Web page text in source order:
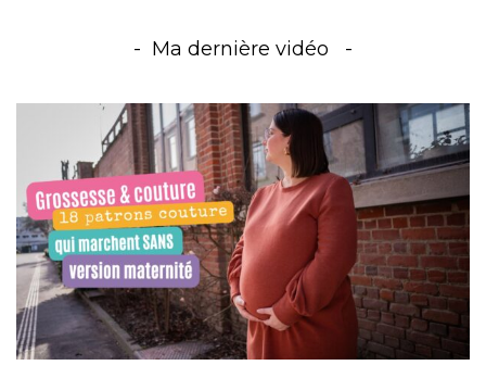
Ma dernière vidéo